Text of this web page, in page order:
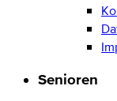
Senioren